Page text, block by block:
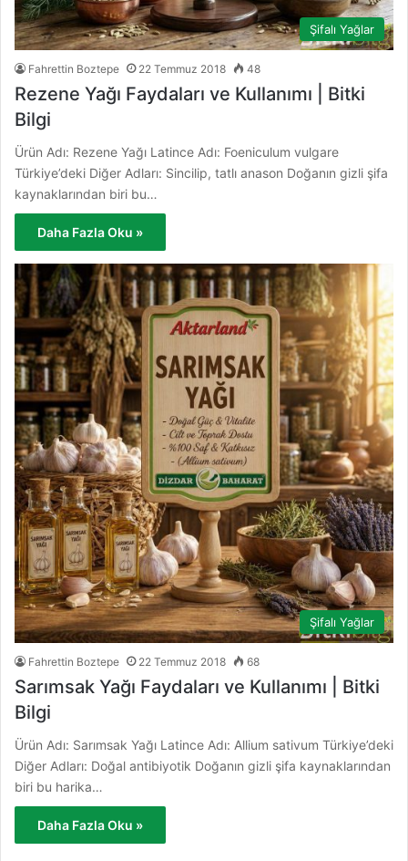
Şifalı Yağlar
Fahrettin Boztepe 22 Temmuz 2018 48
Rezene Yağı Faydaları ve Kullanımı | Bitki
Bilgi
Ürün Adı: Rezene Yağı Latince Adı: Foeniculum vulgare
Türkiye’deki Diğer Adları: Sincilip, tatlı anason Doğanın gizli şifa
kaynaklarından biri bu…
Daha Fazla Oku »
Şifalı Yağlar
Fahrettin Boztepe 22 Temmuz 2018 68
Sarımsak Yağı Faydaları ve Kullanımı | Bitki
Bilgi
Ürün Adı: Sarımsak Yağı Latince Adı: Allium sativum Türkiye’deki
Diğer Adları: Doğal antibiyotik Doğanın gizli şifa kaynaklarından
biri bu harika…
Daha Fazla Oku »